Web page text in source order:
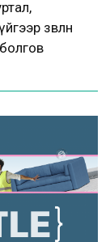
зөвлөн